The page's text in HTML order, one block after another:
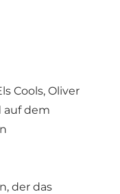
Folie
Cools, Oliver
auf dem
der das